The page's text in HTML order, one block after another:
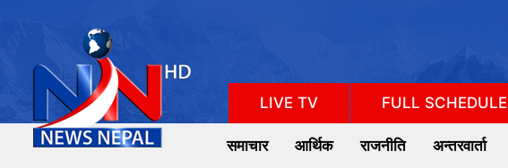
समाचार आर्थिक राजनीति अन्तरवार्ता
LIVE TV FULL SCHEDULE